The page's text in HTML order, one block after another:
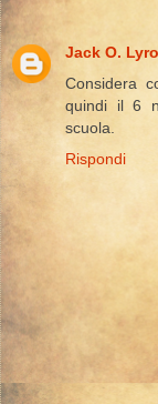
Jack O.
Considera
quindi il 6
scuola.
Rispondi